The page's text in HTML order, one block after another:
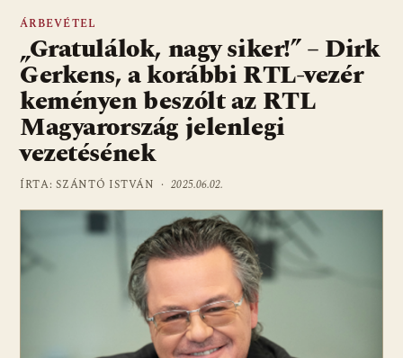
ÁRBEVÉTEL
„Gratulálok, nagy siker!” – Dirk
Gerkens, a korábbi RTL-vezér
keményen beszólt az RTL
Magyarország jelenlegi
vezetésének
ÍRTA: SZÁNTÓ ISTVÁN ·2025.06.02.